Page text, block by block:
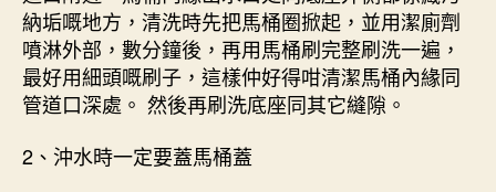
納垢嘅地方，清洗時先把馬桶圈掀起，並用潔廁劑
噴淋外部，數分鐘後，再用馬桶刷完整刷洗一遍，
最好用細頭嘅刷子，這樣仲好得咁清潔馬桶內緣同
管道口深處。 然後再刷洗底座同其它縫隙。
2、沖水時一定要蓋馬桶蓋